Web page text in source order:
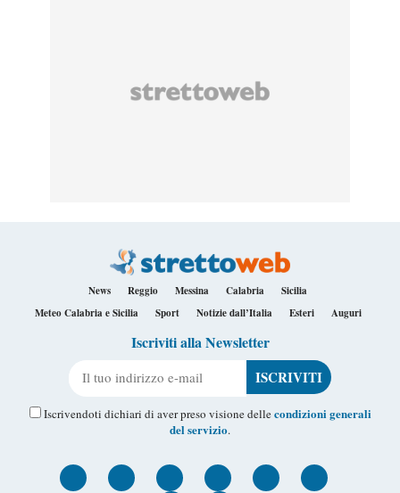
News Reggio Messina Calabria
Sicilia
Meteo Calabria e Sicilia
Sport Notizie dall’Italia Esteri Auguri
Iscriviti alla Newsletter
Iscrivendoti dichiari di aver preso visione dellecondizioni generali
del servizio.